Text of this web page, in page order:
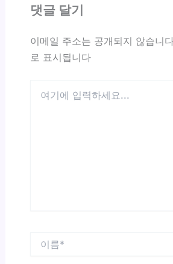
댓글 달기
이메일 주소는 공개되지 않습니
로 표시됩니다